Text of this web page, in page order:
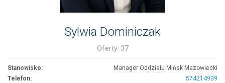
Sylwia Dominiczak
Oferty: 37
Stanowisko:
Manager Oddziału Mińsk Mazowiecki
Telefon:
574214939